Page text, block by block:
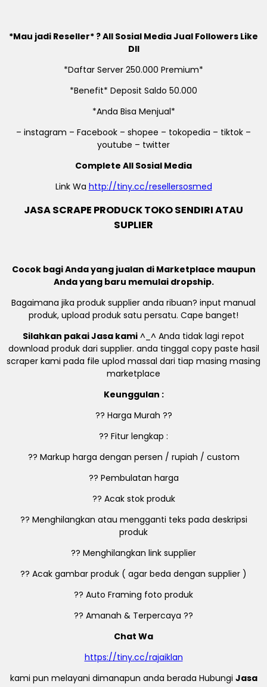
*Mau jadi Reseller* ? All Sosial Media Jual Followers Like
Dll
*Daftar Server 250.000 Premium*
*Benefit* Deposit Saldo 50.000
*Anda Bisa Menjual*
– instagram – Facebook – shopee – tokopedia – tiktok –
youtube – twitter
Complete All Sosial Media
Link Wa http://tiny.cc/resellersosmed
JASA SCRAPE PRODUCK TOKO SENDIRI ATAU
SUPLIER
Cocok bagi Anda yang jualan di Marketplace maupun
Anda yang baru memulai dropship.
Bagaimana jika produk supplier anda ribuan? input manual
produk, upload produk satu persatu. Cape banget!
Silahkan pakai Jasa kami ^_^ Anda tidak lagi repot
download produk dari supplier. anda tinggal copy paste hasil
scraper kami pada file uplod massal dari tiap masing masing
marketplace
Keunggulan :
?? Harga Murah ??
?? Fitur lengkap :
?? Markup harga dengan persen / rupiah / custom
?? Pembulatan harga
?? Acak stok produk
?? Menghilangkan atau mengganti teks pada deskripsi
produk
?? Menghilangkan link supplier
?? Acak gambar produk ( agar beda dengan supplier )
?? Auto Framing foto produk
?? Amanah & Terpercaya ??
Chat Wa
https://tiny.cc/rajaiklan
kami pun melayani dimanapun anda berada Hubungi Jasa